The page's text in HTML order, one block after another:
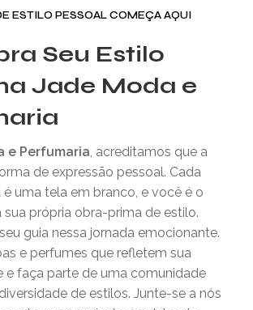
ESTILO PESSOAL COMEÇA AQUI
Seu Estilo
Jade Moda e
e Perfumaria, acreditamos que a
de expressão pessoal. Cada
uma tela em branco, e você é o
sua própria obra-prima de estilo.
guia nessa jornada emocionante.
e perfumes que refletem sua
e faça parte de uma comunidade
de estilos. Junte-se a nós